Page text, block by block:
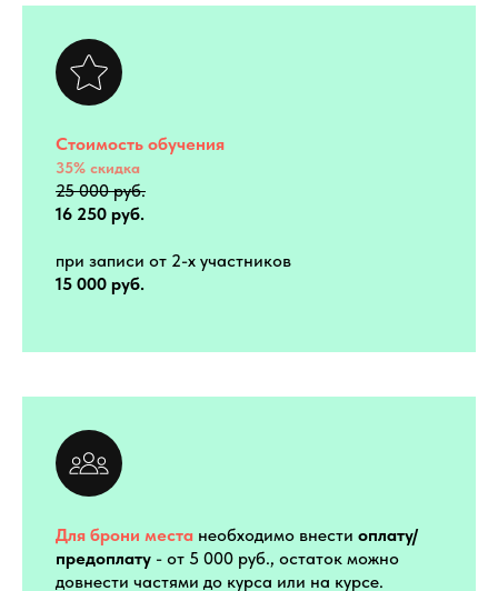
Стоимость обучения
35% скидка
25 000 руб.
16 250 руб.
при записи от 2-х участников
15 000 руб.
Для брони места необходимо внести оплату/
предоплату - от 5 000 руб., остаток можно
довнести частями до курса или на курсе.